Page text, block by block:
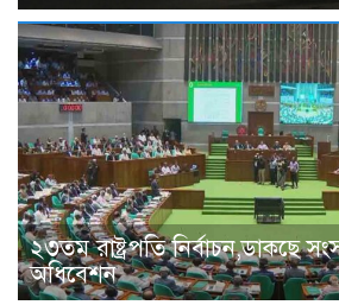
২৩তম রাষ্ট্রপতি নির্বাচন,ডাকছে
অধিবেশন